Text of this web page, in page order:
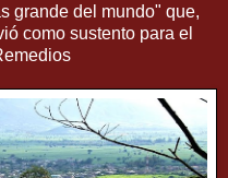
grande del mundo" que,
como sustento para el